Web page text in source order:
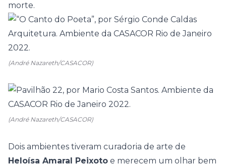
morte.
(André Nazareth/CASACOR)
(André Nazareth/CASACOR)
Dois ambientes tiveram curadoria de arte de
Heloísa Amaral Peixoto e merecem um olhar bem